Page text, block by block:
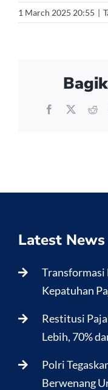
1 March 2025 20:55 |
Facebook
X
Latest News
Kepatuhan
Restitusi
Lebih, 70%
Polri
Berwenang